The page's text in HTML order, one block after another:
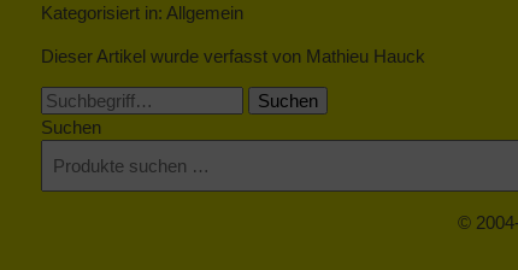
Kategorisiert in: Allgemein
Dieser Artikel wurde verfasst von Mathieu Hauck
Suchen
Suchen
©